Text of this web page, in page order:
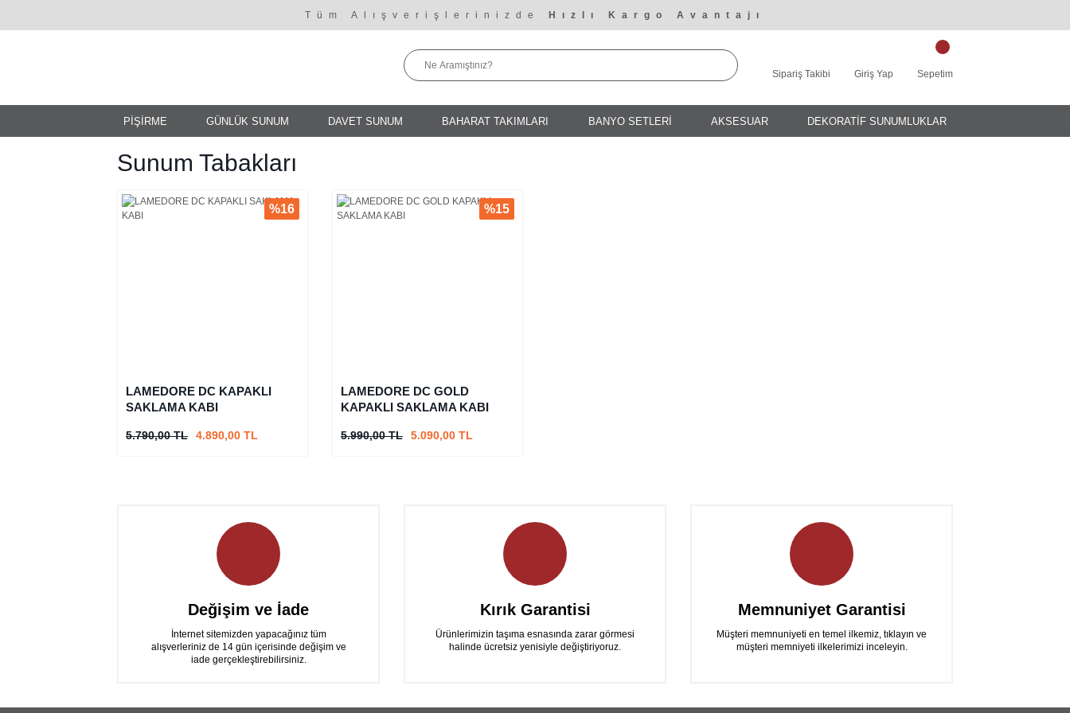
Tüm Alışverişlerinizde Hızlı Kargo Avantajı
Sipariş Takibi Giriş Yap Sepetim
PİŞİRME GÜNLÜK SUNUM DAVET SUNUM BAHARAT TAKIMLARI BANYO SETLERİ AKSESUAR DEKORATİF SUNUMLUKLAR
Sunum Tabakları
%16
LAMEDORE DC KAPAKLI
SAKLAMA KABI
5.790,00 TL 4.890,00 TL
%15
LAMEDORE DC GOLD
KAPAKLI SAKLAMA KABI
5.990,00 TL 5.090,00 TL
Değişim ve İade
İnternet sitemizden yapacağınız tüm
alışverleriniz de 14 gün içerisinde değişim ve
iade gerçekleştirebilirsiniz.
Kırık Garantisi
Ürünlerimizin taşıma esnasında zarar görmesi
halinde ücretsiz yenisiyle değiştiriyoruz.
Memnuniyet Garantisi
Müşteri memnuniyeti en temel ilkemiz, tıklayın ve
müşteri memniyeti ilkelerimizi inceleyin.